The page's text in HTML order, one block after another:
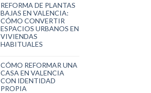
REFORMA DE PLANTAS
BAJAS EN VALENCIA:
CÓMO CONVERTIR
ESPACIOS URBANOS EN
VIVIENDAS
HABITUALES
CÓMO REFORMAR UNA
CASA EN VALENCIA
CON IDENTIDAD
PROPIA